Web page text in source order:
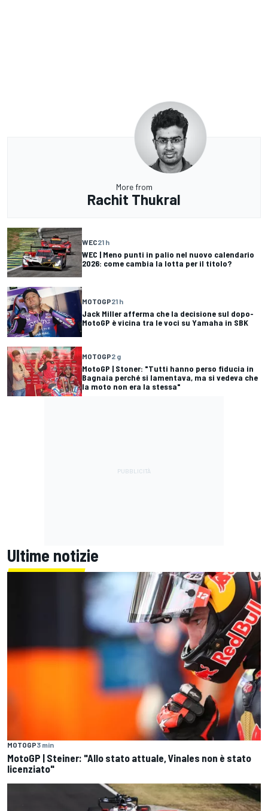
More from
Rachit Thukral
WEC21 h
WEC | Meno punti in palio nel nuovo calendario
2026: come cambia la lotta per il titolo?
MOTOGP21 h
Jack Miller afferma che la decisione sul dopo-
MotoGP è vicina tra le voci su Yamaha in SBK
MOTOGP2 g
MotoGP | Stoner: "Tutti hanno perso fiducia in
Bagnaia perché si lamentava, ma si vedeva che
la moto non era la stessa"
Ultime notizie
MOTOGP3 min
MotoGP | Steiner: "Allo stato attuale, Vinales non è stato
licenziato"